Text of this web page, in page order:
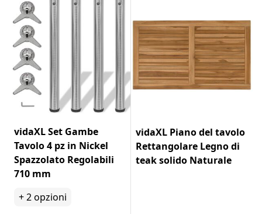
vidaXL Set Gambe
Tavolo 4 pz in Nickel
Spazzolato Regolabili
710 mm
+2opzioni
vidaXL Piano del tavolo
Rettangolare Legno di
teak solido Naturale